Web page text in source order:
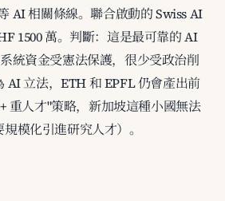
AI 相關條線。聯合啟動的 Swiss AI
1500 萬。判斷：這是最可靠的 AI
統資金受憲法保護，很少受政治削
AI 立法，ETH 和 EPFL 仍會產出前
重人才"策略，新加坡這種小國無法
模化引進研究人才）。